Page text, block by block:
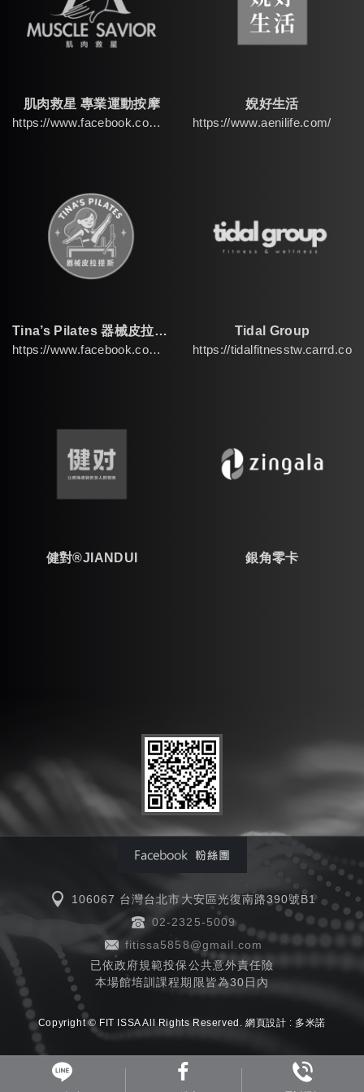
肌肉救星 專業運動按摩
https://www.facebook.com/RecoverySportsMassage/?locale=zh_TW
婗好生活
https://www.aenilife.com/
Tina’s Pilates 器械皮拉提斯
https://www.facebook.com/profile.php?id=61577751638116&ref=_xav_ig_profile_page_web
Tidal Group
https://tidalfitnesstw.carrd.co
健對®JIANDUI 銀角零卡
106067 台灣台北市大安區光復南路390號B1
02-2325-5009
fitissa5858@gmail.com
已依政府規範投保公共意外責任險
本場館培訓課程期限皆為30日內
Copyright © FIT ISSA All Rights Reserved. 網頁設計 : 多米諾